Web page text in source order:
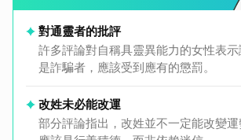
對通靈者的批評
許多評論對自稱具靈異能力的女性表
是詐騙者，應該受到應有的懲罰。
改姓未必能改運
部分評論指出，改姓並不一定能改變